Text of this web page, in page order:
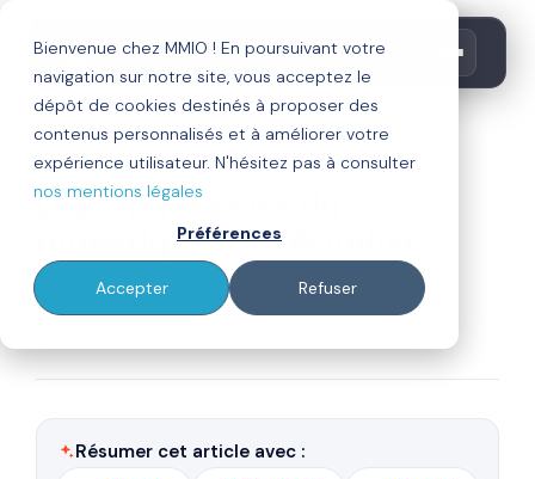
Bienvenue chez MMIO ! En poursuivant votre
navigation sur notre site, vous acceptez le
dépôt de cookies destinés à proposer des
contenus personnalisés et à améliorer votre
expérience utilisateur. N'hésitez pas à consulter
nos mentions légales
Préférences
Accepter Refuser
inbound marketing
Les chiffres clés du
numérique à La Réunion
Par Thierry Calderon
Publié le 23/10/19
Résumer cet article avec :